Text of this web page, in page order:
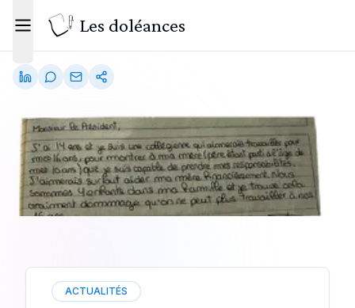
Toggle menuLes doléances
ACTUALITÉS